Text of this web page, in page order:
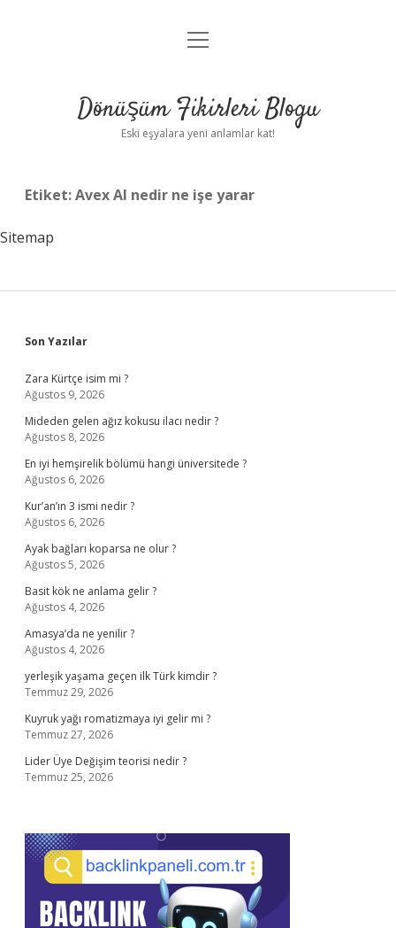
Anasayfa
Yasal Uyarı
menüyü
Dönüşüm Fikirleri Blogu
Eski eşyalara yeni anlamlar kat!
Etiket:Avex Al nedir ne işe yarar
Sitemap
Sidebar
Son Yazılar
Zara Kürtçe isim mi ?
Ağustos 9, 2026
Mideden gelen ağız kokusu ilacı nedir ?
Ağustos 8, 2026
En iyi hemşirelik bölümü hangi üniversitede ?
Ağustos 6, 2026
Kur’an’ın 3 ismi nedir ?
Ağustos 6, 2026
Ayak bağları koparsa ne olur ?
Ağustos 5, 2026
Basit kök ne anlama gelir ?
Ağustos 4, 2026
Amasya’da ne yenilir ?
Ağustos 4, 2026
yerleşik yaşama geçen ilk Türk kimdir ?
Temmuz 29, 2026
Kuyruk yağı romatizmaya iyi gelir mi ?
Temmuz 27, 2026
Lider Üye Değişim teorisi nedir ?
Temmuz 25, 2026